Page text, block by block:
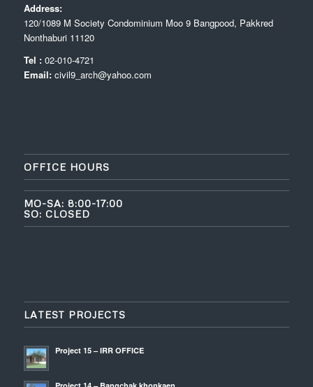
Address:
120/1089 M Society Condominium Moo 9 Bangpood, Pakkred
Nonthaburi 11120
Tel :02-010-4721
Email: civil9_arch@yahoo.com
OFFICE HOURS
MO-SA: 8:00-17:00
SO: CLOSED
LATEST PROJECTS
Project 15 – IRR OFFICE